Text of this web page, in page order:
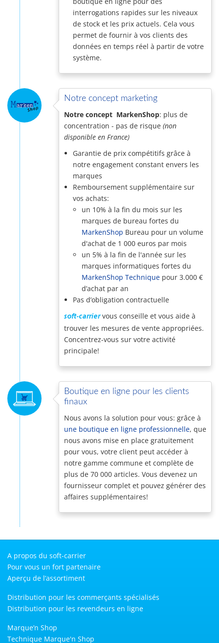
interrogations rapides sur les niveaux
de stock et les prix actuels. Cela vous
permet de fournir à vos clients des
données en temps réel à partir de votre
système.
Notre concept marketing
Notre concept MarkenShop: plus de
concentration - pas de risque (non
disponible en France)
Garantie de prix compétitifs grâce à
notre engagement constant envers les
marques
Remboursement supplémentaire sur
vos achats:
un 10% à la fin du mois sur les
marques de bureau fortes du
MarkenShop Bureau pour un volume
d'achat de 1 000 euros par mois
un 5% à la fin de l'année sur les
marques informatiques fortes du
MarkenShop Technique pour 3.000 €
d’achat par an
Pas d’obligation contractuelle
soft-carriervous conseille et vous aide à
trouver les mesures de vente appropriées.
Concentrez-vous sur votre activité
principale!
Boutique en ligne pour les clients
finaux
Nous avons la solution pour vous: grâce à
une boutique en ligne professionnelle, que
nous avons mise en place gratuitement
pour vous, votre client peut accéder à
notre gamme commune et complète de
plus de 70 000 articles. Vous devenez un
fournisseur complet et pouvez générer des
affaires supplémentaires!
A propos du soft-carrier
Pour vous un fort partenaire
Aperçu de l’assortiment
Distribution pour les commerçants spécialisés
Distribution pour les revendeurs en ligne
Marque’n Shop
Technique Marque'n Shop